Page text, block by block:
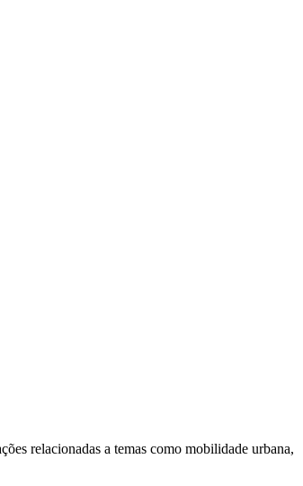
relacionadas a temas como mobilidade urbana,